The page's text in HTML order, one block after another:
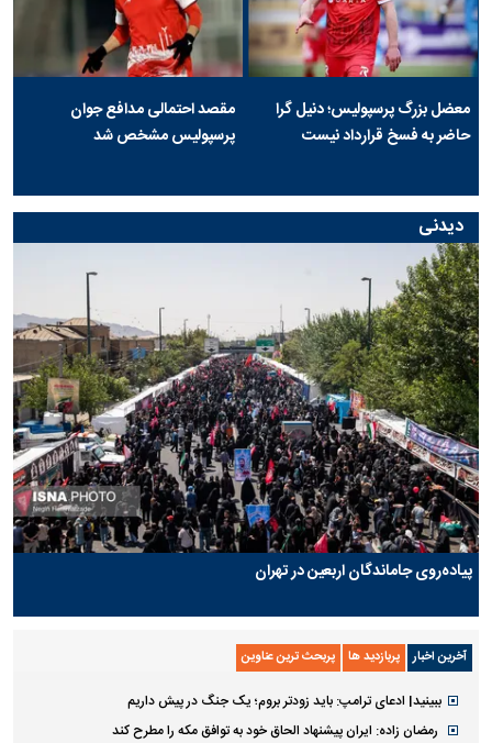
معضل بزرگ پرسپولیس؛ دنیل گرا
حاضر به فسخ قرارداد نیست
مقصد احتمالی مدافع جوان
پرسپولیس مشخص شد
دیدنی
پیاده‌روی جاماندگان اربعین در تهران
آخرین اخبار پربازدید ها پربحث ترین عناوین
ببینید| ادعای ترامپ: باید زودتر بروم؛ یک جنگ در پیش داریم
رمضان زاده: ایران پیشنهاد الحاق خود به توافق مکه را مطرح کند